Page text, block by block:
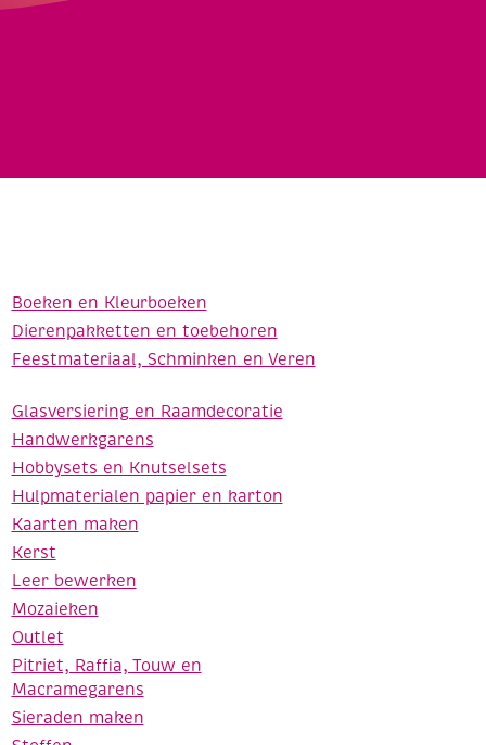
Boeken en Kleurboeken
Dierenpakketten en toebehoren
Feestmateriaal, Schminken en Veren
Glasversiering en Raamdecoratie
Handwerkgarens
Hobbysets en Knutselsets
Hulpmaterialen papier en karton
Kaarten maken
Kerst
Leer bewerken
Mozaieken
Outlet
Pitriet, Raffia, Touw en
Macramegarens
Sieraden maken